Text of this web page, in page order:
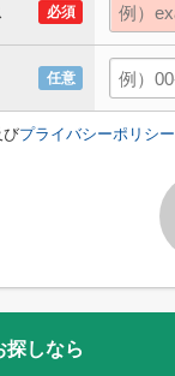
必須
任意
びプライバシーポリシー
探しなら